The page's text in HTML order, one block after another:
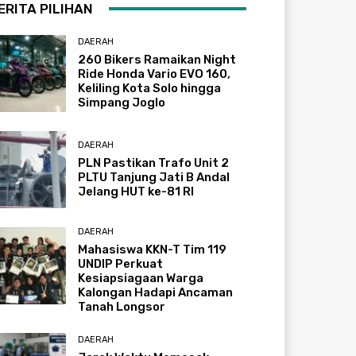
PILIHAN
DAERAH
260 Bikers Ramaikan Night
Ride Honda Vario EVO 160,
Keliling Kota Solo hingga
Simpang Joglo
DAERAH
PLN Pastikan Trafo Unit 2
PLTU Tanjung Jati B Andal
Jelang HUT ke-81 RI
DAERAH
Mahasiswa KKN-T Tim 119
UNDIP Perkuat
Kesiapsiagaan Warga
Kalongan Hadapi Ancaman
Tanah Longsor
DAERAH